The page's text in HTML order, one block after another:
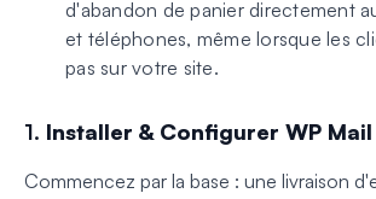
d'abandon de panier directement
et téléphones, même lorsque les
pas sur votre site.
1. Installer & Configurer WP Mail
Commencez par la base : une livraison